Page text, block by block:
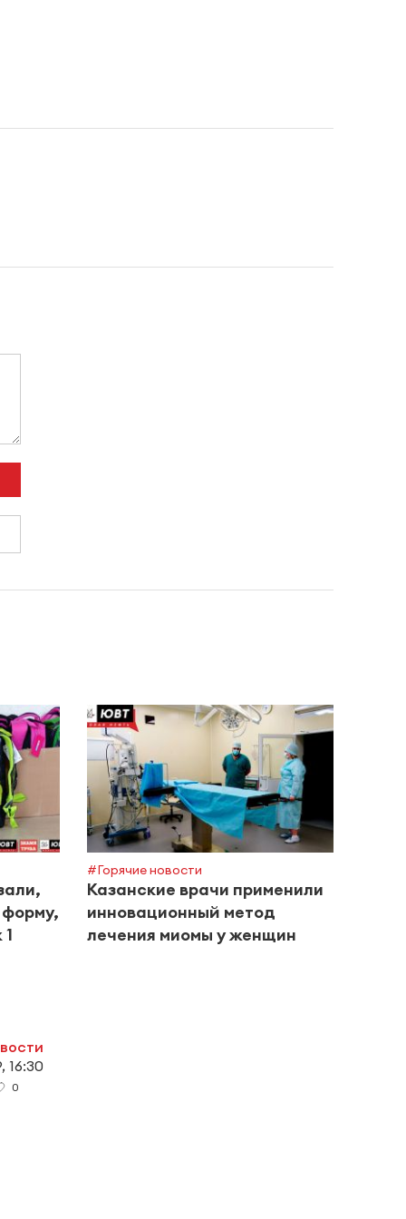
#Горячие новости
Казанские врачи применили
инновационный метод
лечения миомы у женщин
16:30
0